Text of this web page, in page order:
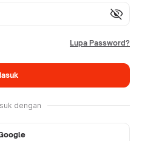
visibility_off
Lupa Password?
dengan